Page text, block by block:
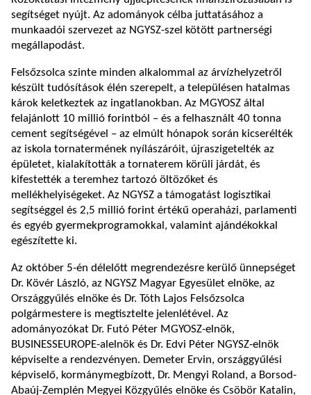
segítséget nyújt. Az adományok célba juttatásához a
munkaadói szervezet az NGYSZ-szel kötött partnerségi
megállapodást.
Felsőzsolca szinte minden alkalommal az árvízhelyzetről
készült tudósítások élén szerepelt, a településen hatalmas
károk keletkeztek az ingatlanokban. Az MGYOSZ által
felajánlott 10 millió forintból – és a felhasznált 40 tonna
cement segítségével – az elmúlt hónapok során kicserélték
az iskola tornatermének nyílászáróit, újraszigetelték az
épületet, kialakították a tornaterem körüli járdát, és
kifestették a teremhez tartozó öltözőket és
mellékhelyiségeket. Az NGYSZ a támogatást logisztikai
segítséggel és 2,5 millió forint értékű operaházi, parlamenti
és egyéb gyermekprogramokkal, valamint ajándékokkal
egészítette ki.
Az október 5-én délelőtt megrendezésre kerülő ünnepséget
Dr. Kövér László, az NGYSZ Magyar Egyesület elnöke, az
Országgyűlés elnöke és Dr. Tóth Lajos Felsőzsolca
polgármestere is megtisztelte jelenlétével. Az
adományozókat Dr. Futó Péter MGYOSZ-elnök,
BUSINESSEUROPE-alelnök és Dr. Edvi Péter NGYSZ-elnök
képviselte a rendezvényen. Demeter Ervin, országgyűlési
képviselő, kormánymegbízott, Dr. Mengyi Roland, a Borsod-
Abaúj-Zemplén Megyei Közgyűlés elnöke és Csöbör Katalin,